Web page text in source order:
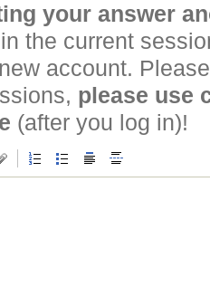
your answer
the current
account.
please use
(after you log in)!